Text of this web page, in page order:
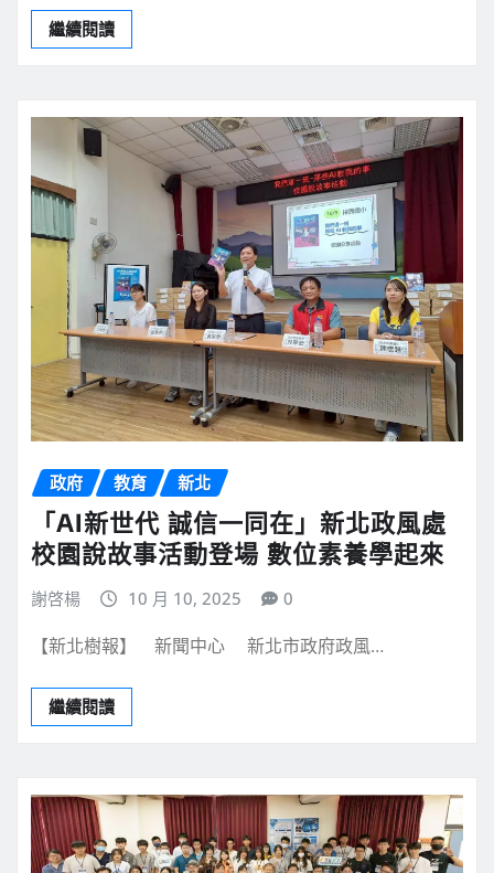
繼續閱讀
政府 教育 新北
「AI新世代 誠信一同在」新北政風處
校園說故事活動登場 數位素養學起來
謝啓楊 10 月 10, 2025 0
【新北樹報】 新聞中心 新北市政府政風…
繼續閱讀